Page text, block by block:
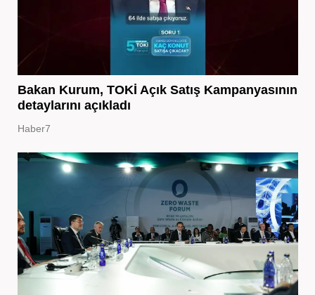
Bakan Kurum, TOKİ Açık Satış Kampanyasının
detaylarını açıkladı
Haber7